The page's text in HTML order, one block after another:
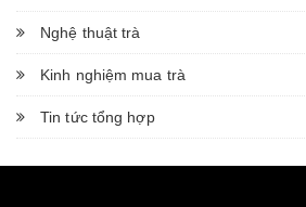
Nghệ thuật trà
Kinh nghiệm mua trà
Tin tức tổng hợp